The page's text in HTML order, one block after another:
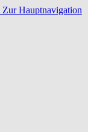
Zur Hauptnavigation